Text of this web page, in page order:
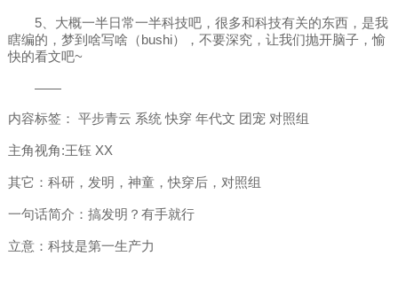
5、大概一半日常一半科技吧，很多和科技有关的东西，是我
瞎编的，梦到啥写啥（bushi），不要深究，让我们抛开脑子，愉
快的看文吧~
——
内容标签： 平步青云 系统 快穿 年代文 团宠 对照组
主角视角:王钰 XX
其它：科研，发明，神童，快穿后，对照组
一句话简介：搞发明？有手就行
立意：科技是第一生产力